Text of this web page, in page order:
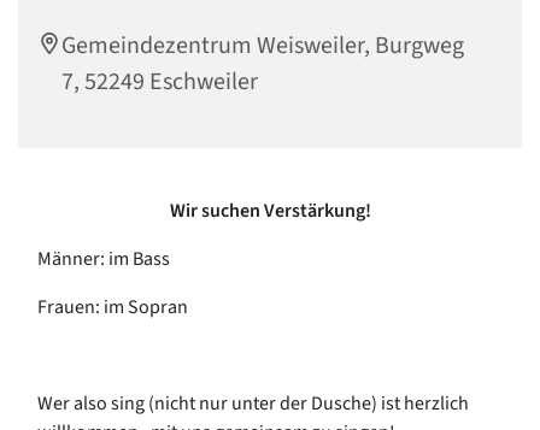
Gemeindezentrum Weisweiler, Burgweg
7, 52249 Eschweiler
Wir suchen Verstärkung!
Männer: im Bass
Frauen: im Sopran
Wer also sing (nicht nur unter der Dusche) ist herzlich